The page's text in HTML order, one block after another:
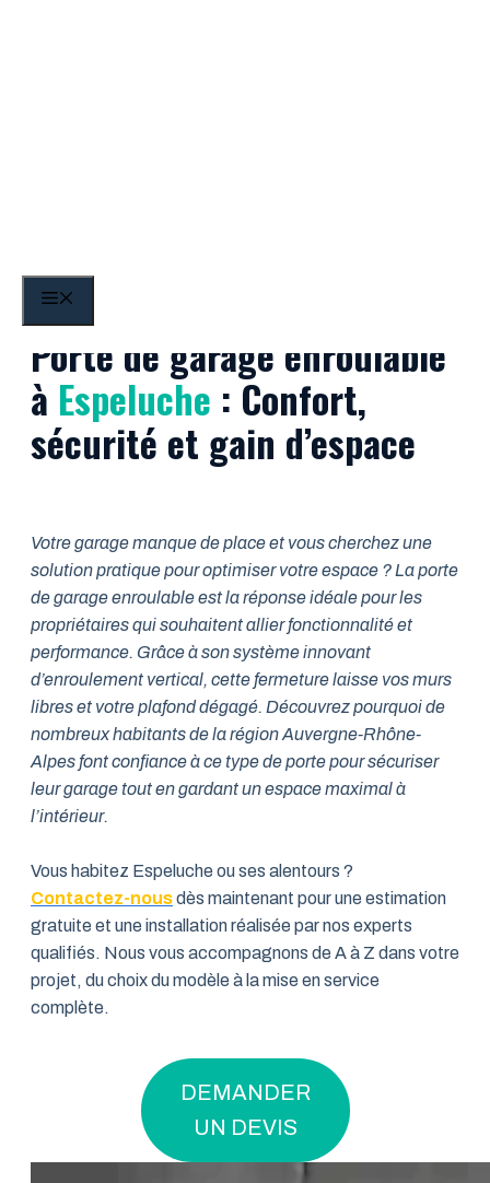
Porte de garage enroulable
à Espeluche : Confort,
sécurité et gain d’espace
Votre garage manque de place et vous cherchez une
solution pratique pour optimiser votre espace ? La porte
de garage enroulable est la réponse idéale pour les
propriétaires qui souhaitent allier fonctionnalité et
performance. Grâce à son système innovant
d’enroulement vertical, cette fermeture laisse vos murs
libres et votre plafond dégagé. Découvrez pourquoi de
nombreux habitants de la région Auvergne-Rhône-
Alpes font confiance à ce type de porte pour sécuriser
leur garage tout en gardant un espace maximal à
l’intérieur.
Vous habitez Espeluche ou ses alentours ?
Contactez-nousdès maintenant pour une estimation
gratuite et une installation réalisée par nos experts
qualifiés. Nous vous accompagnons de A à Z dans votre
projet, du choix du modèle à la mise en service
complète.
DEMANDER
UN DEVIS